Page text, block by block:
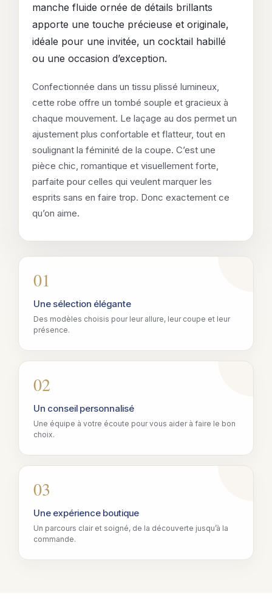
manche fluide ornée de détails brillants
apporte une touche précieuse et originale,
idéale pour une invitée, un cocktail habillé
ou une occasion d’exception.
Confectionnée dans un tissu plissé lumineux,
cette robe offre un tombé souple et gracieux à
chaque mouvement. Le laçage au dos permet un
ajustement plus confortable et flatteur, tout en
soulignant la féminité de la coupe. C’est une
pièce chic, romantique et visuellement forte,
parfaite pour celles qui veulent marquer les
esprits sans en faire trop. Donc exactement ce
qu’on aime.
01
Une sélection élégante
Des modèles choisis pour leur allure, leur coupe et leur
présence.
02
Un conseil personnalisé
Une équipe à votre écoute pour vous aider à faire le bon
choix.
03
Une expérience boutique
Un parcours clair et soigné, de la découverte jusqu’à la
commande.